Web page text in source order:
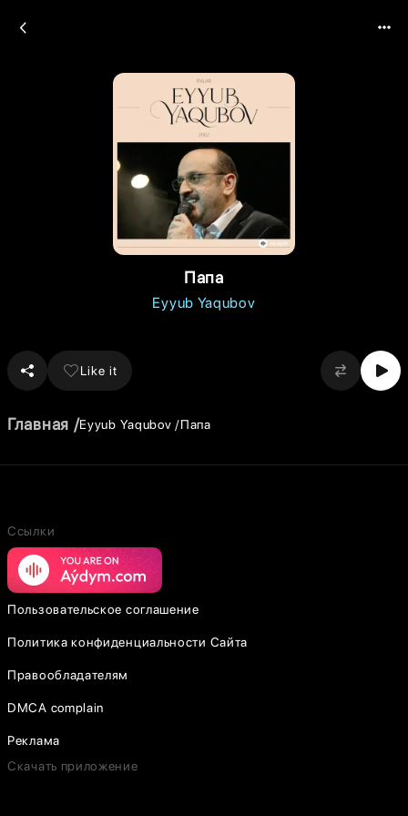
Папа
Eyyub Yaqubov
Like it
Главная Eyyub Yaqubov Папа
Ссылки
Пользовательское соглашение
Политика конфиденциальности Сайта
Правообладателям
DMCA complain
Реклама
Скачать приложение